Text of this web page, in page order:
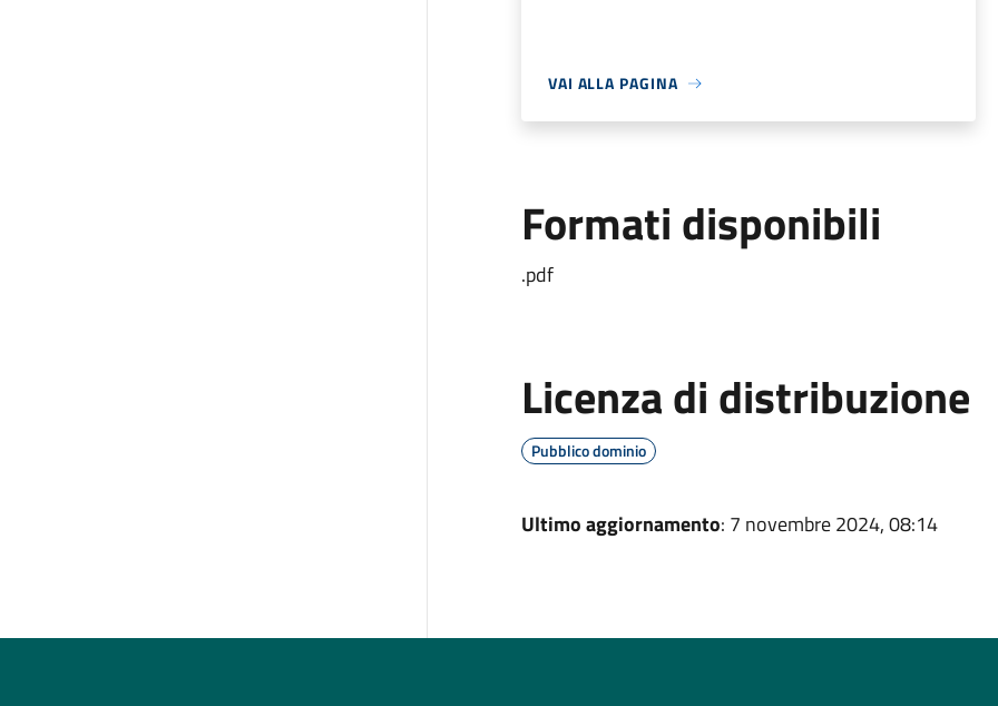
VAI ALLA PAGINA
Formati disponibili
.pdf
Licenza di distribuzione
Pubblico dominio
Ultimo aggiornamento: 7 novembre 2024, 08:14